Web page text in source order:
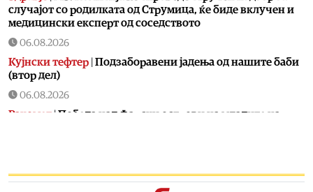
случајот со родилката од Струмица, ќе биде вклучен и
медицински експерт од соседството
06.08.2026
Кујнски тефтер Подзаборавени јадења од нашите баби
(втор дел)
06.08.2026
Ракомет |Победа над Фарски острови на младите на